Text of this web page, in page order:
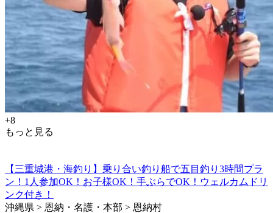
+8
もっと見る
【三重城港・海釣り】乗り合い釣り船で五目釣り3時間プラ
ン！1人参加OK！お子様OK！手ぶらでOK！ウェルカムドリ
ンク付き！
沖縄県 > 恩納・名護・本部 > 恩納村